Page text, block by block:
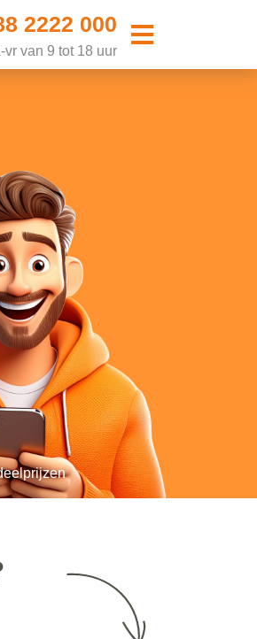
2222 000
vr van 9 tot 18 uur